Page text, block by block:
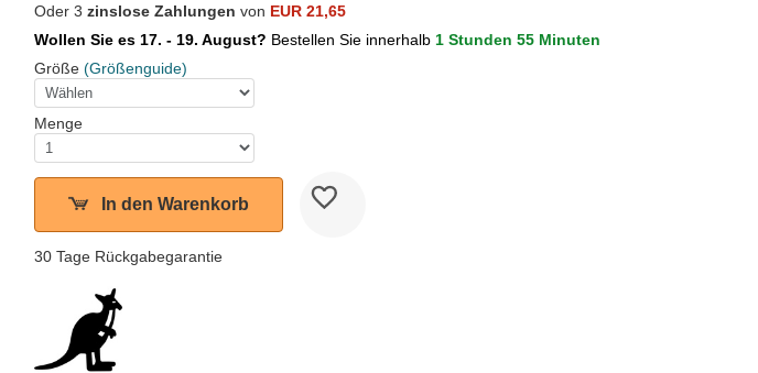
Oder 3 zinslose Zahlungen von EUR 21,65
Wollen Sie es 17. - 19. August? Bestellen Sie innerhalb 1 Stunden 55 Minuten
Größe (Größenguide)
Menge
In den Warenkorb
30 Tage Rückgabegarantie